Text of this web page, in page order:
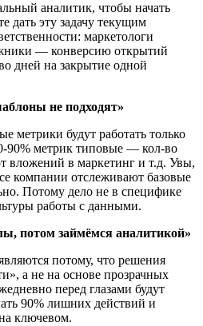
аналитик, чтобы начать
дать эту задачу текущим
маркетологи
— конверсию открытий
дней на закрытие одной
не подходят»
метрики будут работать только
90% метрик типовые — кол-во
вложений в маркетинг и т.д. Увы,
компании отслеживают базовые
Потому дело не в специфике
работы с данными.
потом займёмся аналитикой»
потому, что решения
а не на основе прозрачных
перед глазами будут
90% лишних действий и
ключевом.